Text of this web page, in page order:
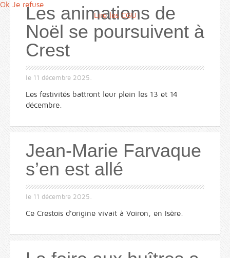
Les animations de
Noël se poursuivent à
Crest
le 11 décembre 2025.
Les festivités battront leur plein les 13 et 14
décembre.
Jean-Marie Farvaque
s’en est allé
le 11 décembre 2025.
Ce Crestois d’origine vivait à Voiron, en Isère.
Ok Je refuse
Lire les CGU